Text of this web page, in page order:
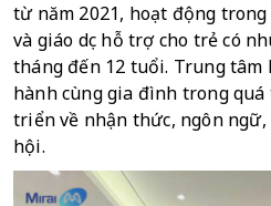
từ năm 2021, hoạt động
và giáo dục hỗ trợ cho trẻ có
tháng đến 12 tuổi. Trung tâm
hành cùng gia đình trong
triển về nhận thức, ngôn ngữ,
hội.